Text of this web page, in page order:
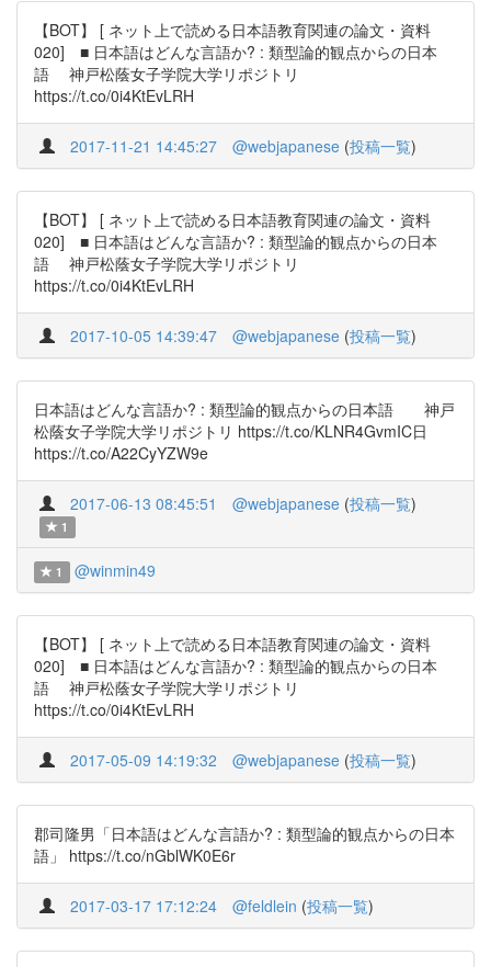
【BOT】 [ ネット上で読める日本語教育関連の論文・資料
020] ■ 日本語はどんな言語か? : 類型論的観点からの日本
語 神戸松蔭女子学院大学リポジトリ
https://t.co/0i4KtEvLRH
2017-11-21 14:45:27 @webjapanese (投稿一覧)
【BOT】 [ ネット上で読める日本語教育関連の論文・資料
020] ■ 日本語はどんな言語か? : 類型論的観点からの日本
語 神戸松蔭女子学院大学リポジトリ
https://t.co/0i4KtEvLRH
2017-10-05 14:39:47 @webjapanese (投稿一覧)
日本語はどんな言語か? : 類型論的観点からの日本語 神戸
松蔭女子学院大学リポジトリ https://t.co/KLNR4GvmIC日
https://t.co/A22CyYZW9e
2017-06-13 08:45:51 @webjapanese (投稿一覧)
1
1 @winmin49
【BOT】 [ ネット上で読める日本語教育関連の論文・資料
020] ■ 日本語はどんな言語か? : 類型論的観点からの日本
語 神戸松蔭女子学院大学リポジトリ
https://t.co/0i4KtEvLRH
2017-05-09 14:19:32 @webjapanese (投稿一覧)
郡司隆男「日本語はどんな言語か? : 類型論的観点からの日本
語」 https://t.co/nGblWK0E6r
2017-03-17 17:12:24 @feldlein (投稿一覧)